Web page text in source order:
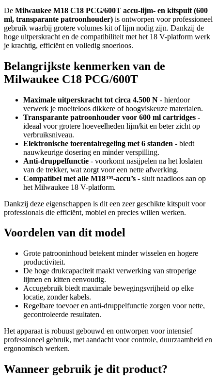
De Milwaukee M18 C18 PCG/600T accu-lijm- en kitspuit (600
ml, transparante patroonhouder) is ontworpen voor professioneel
gebruik waarbij grotere volumes kit of lijm nodig zijn. Dankzij de
hoge uitperskracht en de compatibiliteit met het 18 V-platform werk
je krachtig, efficiënt en volledig snoerloos.
Belangrijkste kenmerken van de
Milwaukee C18 PCG/600T
Maximale uitperskracht tot circa 4.500 N - hierdoor
verwerk je moeiteloos dikkere of hoogviskeuze materialen.
Transparante patroonhouder voor 600 ml cartridges -
ideaal voor grotere hoeveelheden lijm/kit en beter zicht op
verbruiksniveau.
Elektronische toerentalregeling met 6 standen - biedt
nauwkeurige dosering en minder verspilling.
Anti-druppelfunctie - voorkomt nasijpelen na het loslaten
van de trekker, wat zorgt voor een nette afwerking.
Compatibel met alle M18™-accu’s - sluit naadloos aan op
het Milwaukee 18 V-platform.
Dankzij deze eigenschappen is dit een zeer geschikte kitspuit voor
professionals die efficiënt, mobiel en precies willen werken.
Voordelen van dit model
Grote patrooninhoud betekent minder wisselen en hogere
productiviteit.
De hoge drukcapaciteit maakt verwerking van stroperige
lijmen en kitten eenvoudig.
Accugebruik biedt maximale bewegingsvrijheid op elke
locatie, zonder kabels.
Regelbare toevoer en anti-druppelfunctie zorgen voor nette,
gecontroleerde resultaten.
Het apparaat is robuust gebouwd en ontworpen voor intensief
professioneel gebruik, met aandacht voor controle, duurzaamheid en
ergonomisch werken.
Wanneer gebruik je dit product?